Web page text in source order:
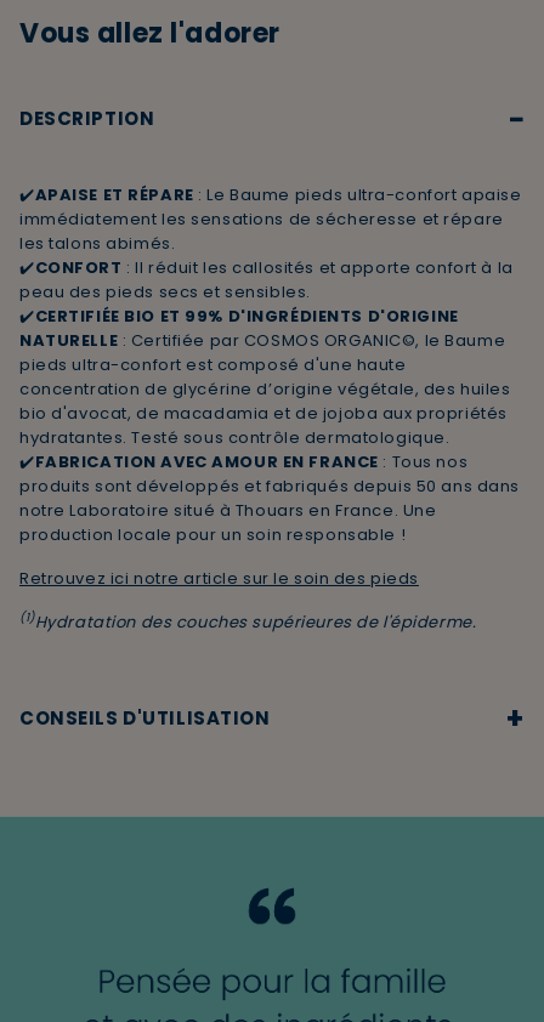
Vous allez l'adorer
DESCRIPTION −
✔️APAISE ET RÉPARE : Le Baume pieds ultra-confort apaise
immédiatement les sensations de sécheresse et répare
les talons abimés.
✔️CONFORT : Il réduit les callosités et apporte confort à la
peau des pieds secs et sensibles.
✔️CERTIFIÉE BIO ET 99% D'INGRÉDIENTS D'ORIGINE
NATURELLE : Certifiée par COSMOS ORGANIC©, le Baume
pieds ultra-confort est composé d'une haute
concentration de glycérine d’origine végétale, des huiles
bio d'avocat, de macadamia et de jojoba aux propriétés
hydratantes. Testé sous contrôle dermatologique.
✔️FABRICATION AVEC AMOUR EN FRANCE : Tous nos
produits sont développés et fabriqués depuis 50 ans dans
notre Laboratoire situé à Thouars en France. Une
production locale pour un soin responsable !
Retrouvez ici notre article sur le soin des pieds
(1)Hydratation des couches supérieures de l'épiderme.
CONSEILS D'UTILISATION +